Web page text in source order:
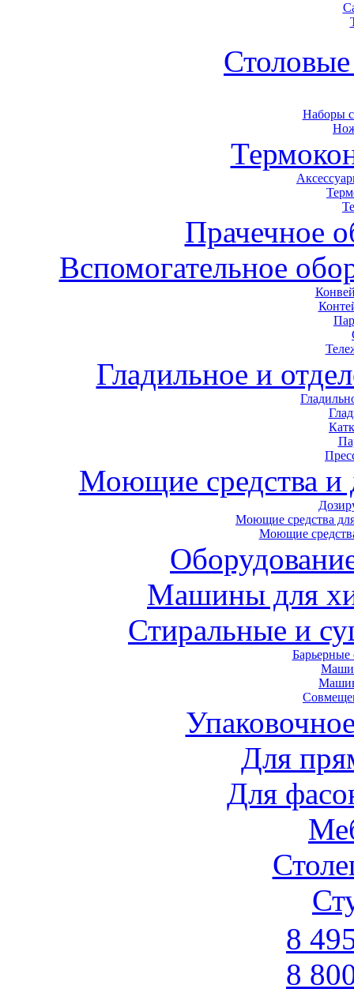
Наборы
Прачечное
Вспомогательное
Гладильное и
Моющие средства
Моющие средства
Моющие
Машины для
Стиральные и
Для
Для
8
8